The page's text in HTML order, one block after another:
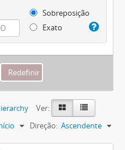
Sobreposição
Exato
Ver:
Direção: Ascendente